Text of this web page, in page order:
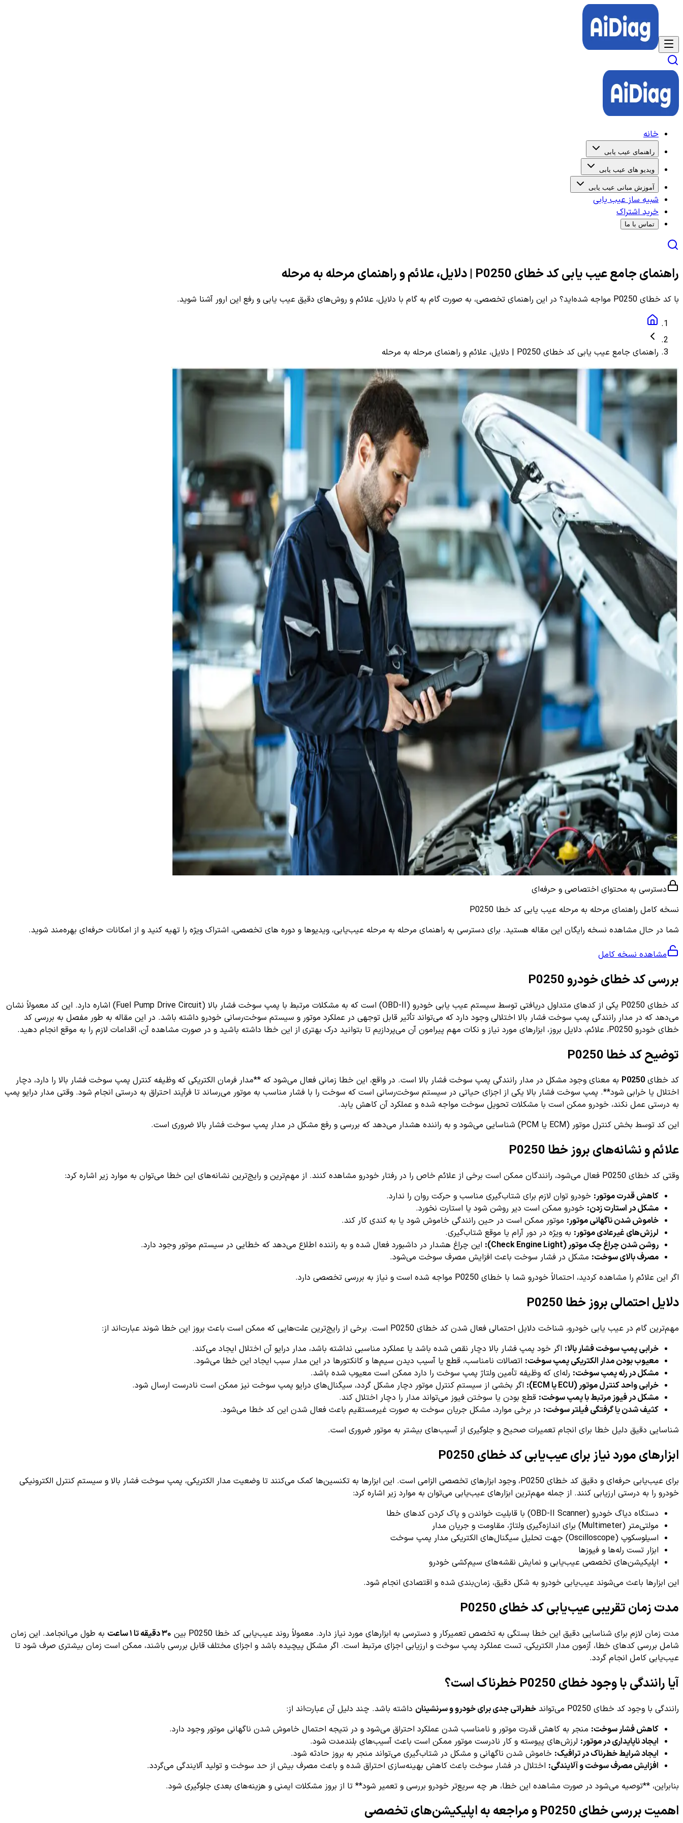
خانه
راهنمای عیب یابی
ویدیو های عیب یابی
آموزش مبانی عیب یابی
شبیه ساز عیب یابی
خرید اشتراک
تماس با ما
راهنمای جامع عیب یابی کد خطای P0250 | دلایل، علائم و راهنمای مرحله به مرحله
با کد خطای P0250 مواجه شده‌اید؟ در این راهنمای تخصصی، به صورت گام به گام با دلایل، علائم و روش‌های دقیق عیب یابی و رفع این ارور آشنا شوید.
راهنمای جامع عیب یابی کد خطای P0250 | دلایل، علائم و راهنمای مرحله به مرحله
دسترسی به محتوای اختصاصی و حرفه‌ای
نسخه کامل راهنمای مرحله به مرحله عیب یابی کد خطا P0250
شما در حال مشاهده نسخه رایگان این مقاله هستید. برای دسترسی به راهنمای مرحله به مرحله عیب‌یابی، ویدیوها و دوره های تخصصی، اشتراک ویژه را تهیه کنید و از امکانات حرفه‌ای بهره‌مند شوید.
مشاهده نسخه کامل
بررسی کد خطای خودرو P0250
کد خطای P0250 یکی از کدهای متداول دریافتی توسط سیستم عیب یابی خودرو (OBD-II) است که به مشکلات مرتبط با پمپ سوخت فشار بالا (Fuel Pump Drive Circuit) اشاره دارد. این کد معمولاً نشان
می‌دهد که در مدار رانندگی پمپ سوخت فشار بالا اختلالی وجود دارد که می‌تواند تأثیر قابل توجهی در عملکرد موتور و سیستم سوخت‌رسانی خودرو داشته باشد. در این مقاله به طور مفصل به بررسی کد
خطای خودرو P0250، علائم، دلایل بروز، ابزارهای مورد نیاز و نکات مهم پیرامون آن می‌پردازیم تا بتوانید درک بهتری از این خطا داشته باشید و در صورت مشاهده آن، اقدامات لازم را به موقع انجام دهید.
توضیح کد خطا P0250
کد خطای P0250 به معنای وجود مشکل در مدار رانندگی پمپ سوخت فشار بالا است. در واقع، این خطا زمانی فعال می‌شود که **مدار فرمان الکتریکی که وظیفه کنترل پمپ سوخت فشار بالا را دارد، دچار
اختلال یا خرابی شود**. پمپ سوخت فشار بالا یکی از اجزای حیاتی در سیستم سوخت‌رسانی است که سوخت را با فشار مناسب به موتور می‌رساند تا فرآیند احتراق به درستی انجام شود. وقتی مدار درایو پمپ
به درستی عمل نکند، خودرو ممکن است با مشکلات تحویل سوخت مواجه شده و عملکرد آن کاهش یابد.
این کد توسط بخش کنترل موتور (ECM یا PCM) شناسایی می‌شود و به راننده هشدار می‌دهد که بررسی و رفع مشکل در مدار پمپ سوخت فشار بالا ضروری است.
علائم و نشانه‌های بروز خطا P0250
وقتی کد خطای P0250 فعال می‌شود، رانندگان ممکن است برخی از علائم خاص را در رفتار خودرو مشاهده کنند. از مهم‌ترین و رایج‌ترین نشانه‌های این خطا می‌توان به موارد زیر اشاره کرد:
کاهش قدرت موتور: خودرو توان لازم برای شتاب‌گیری مناسب و حرکت روان را ندارد.
مشکل در استارت زدن: خودرو ممکن است دیر روشن شود یا استارت نخورد.
خاموش شدن ناگهانی موتور: موتور ممکن است در حین رانندگی خاموش شود یا به کندی کار کند.
لرزش‌های غیرعادی موتور: به ویژه در دور آرام یا موقع شتاب‌گیری.
روشن شدن چراغ چک موتور (Check Engine Light):
این چراغ هشدار در داشبورد فعال شده و به راننده اطلاع می‌دهد که خطایی در سیستم موتور وجود دارد.
مصرف بالای سوخت: مشکل در فشار سوخت باعث افزایش مصرف سوخت می‌شود.
اگر این علائم را مشاهده کردید، احتمالاً خودرو شما با خطای P0250 مواجه شده است و نیاز به بررسی تخصصی دارد.
دلایل احتمالی بروز خطا P0250
مهم‌ترین گام در عیب یابی خودرو، شناخت دلایل احتمالی فعال شدن کد خطای P0250 است. برخی از رایج‌ترین علت‌هایی که ممکن است باعث بروز این خطا شوند عبارت‌اند از:
خرابی پمپ سوخت فشار بالا: اگر خود پمپ فشار بالا دچار نقص شده باشد یا عملکرد مناسبی نداشته باشد، مدار درایو آن اختلال ایجاد می‌کند.
معیوب بودن مدار الکتریکی پمپ سوخت: اتصالات نامناسب، قطع یا آسیب دیدن سیم‌ها و کانکتورها در این مدار سبب ایجاد این خطا می‌شود.
مشکل در رله پمپ سوخت: رله‌ای که وظیفه تأمین ولتاژ پمپ سوخت را دارد ممکن است معیوب شده باشد.
خرابی واحد کنترل موتور (ECU یا ECM):
اگر بخشی از سیستم کنترل موتور دچار مشکل گردد، سیگنال‌های درایو پمپ سوخت نیز ممکن است نادرست ارسال شود.
مشکل در فیوز مرتبط با پمپ سوخت: قطع بودن یا سوختن فیوز می‌تواند مدار را دچار اختلال کند.
کثیف شدن یا گرفتگی فیلتر سوخت: در برخی موارد، مشکل جریان سوخت به صورت غیرمستقیم باعث فعال شدن این کد خطا می‌شود.
شناسایی دقیق دلیل خطا برای انجام تعمیرات صحیح و جلوگیری از آسیب‌های بیشتر به موتور ضروری است.
ابزارهای مورد نیاز برای عیب‌یابی کد خطای P0250
برای عیب‌یابی حرفه‌ای و دقیق کد خطای P0250، وجود ابزارهای تخصصی الزامی است. این ابزارها به تکنسین‌ها کمک می‌کنند تا وضعیت مدار الکتریکی، پمپ سوخت فشار بالا و سیستم کنترل الکترونیکی
خودرو را به درستی ارزیابی کنند. از جمله مهم‌ترین ابزارهای عیب‌یابی می‌توان به موارد زیر اشاره کرد:
دستگاه دیاگ خودرو (OBD-II Scanner) با قابلیت خواندن و پاک کردن کدهای خطا
مولتی‌متر (Multimeter) برای اندازه‌گیری ولتاژ، مقاومت و جریان مدار
اسیلوسکوپ (Oscilloscope) جهت تحلیل سیگنال‌های الکتریکی مدار پمپ سوخت
ابزار تست رله‌ها و فیوزها
اپلیکیشن‌های تخصصی عیب‌یابی و نمایش نقشه‌های سیم‌کشی خودرو
این ابزارها باعث می‌شوند عیب‌یابی خودرو به شکل دقیق، زمان‌بندی شده و اقتصادی انجام شود.
مدت زمان تقریبی عیب‌یابی کد خطای P0250
مدت زمان لازم برای شناسایی دقیق این خطا بستگی به تخصص تعمیرکار و دسترسی به ابزارهای مورد نیاز دارد. معمولاً روند عیب‌یابی کد خطا P0250 بین ۳۰ دقیقه تا ۱ ساعت
به طول می‌انجامد. این زمان
شامل بررسی کدهای خطا، آزمون مدار الکتریکی، تست عملکرد پمپ سوخت و ارزیابی اجزای مرتبط است. اگر مشکل پیچیده باشد و اجزای مختلف قابل بررسی باشند، ممکن است زمان بیشتری صرف شود تا
عیب‌یابی کامل انجام گردد.
آیا رانندگی با وجود خطای P0250 خطرناک است؟
رانندگی با وجود کد خطای P0250 می‌تواند خطراتی جدی برای خودرو و سرنشینان داشته باشد. چند دلیل آن عبارت‌اند از:
کاهش فشار سوخت: منجر به کاهش قدرت موتور و نامناسب شدن عملکرد احتراق می‌شود و در نتیجه احتمال خاموش شدن ناگهانی موتور وجود دارد.
ایجاد ناپایداری در موتور: لرزش‌های پیوسته و کار نادرست موتور ممکن است باعث آسیب‌های بلندمدت شود.
ایجاد شرایط خطرناک در ترافیک: خاموش شدن ناگهانی و مشکل در شتاب‌گیری می‌تواند منجر به بروز حادثه شود.
افزایش مصرف سوخت و آلایندگی: اختلال در فشار سوخت باعث کاهش بهینه‌سازی احتراق شده و باعث مصرف بیش از حد سوخت و تولید آلایندگی می‌گردد.
بنابراین، **توصیه می‌شود در صورت مشاهده این خطا، هر چه سریع‌تر خودرو بررسی و تعمیر شود** تا از بروز مشکلات ایمنی و هزینه‌های بعدی جلوگیری شود.
اهمیت بررسی خطای P0250 و مراجعه به اپلیکیشن‌های تخصصی